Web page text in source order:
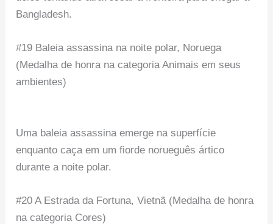
Bangladesh.
#19 Baleia assassina na noite polar, Noruega
(Medalha de honra na categoria Animais em seus
ambientes)
Uma baleia assassina emerge na superfície
enquanto caça em um fiorde norueguês ártico
durante a noite polar.
#20 A Estrada da Fortuna, Vietnã (Medalha de honra
na categoria Cores)